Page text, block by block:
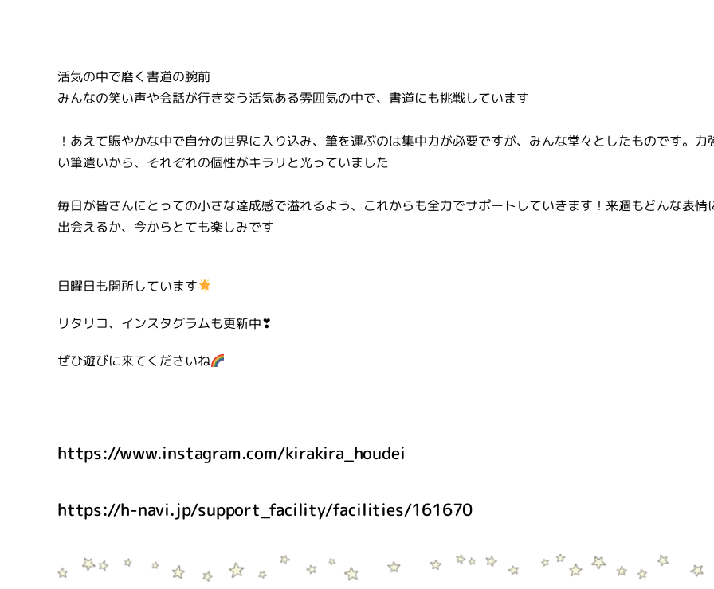
活気の中で磨く書道の腕前
みんなの笑い声や会話が行き交う活気ある雰囲気の中で、書道にも挑戦しています
！あえて賑やかな中で自分の世界に入り込み、筆を運ぶのは集中力が必要ですが、みんな堂々としたものです。力
い筆遣いから、それぞれの個性がキラリと光っていました
毎日が皆さんにとっての小さな達成感で溢れるよう、これからも全力でサポートしていきます！来週もどんな表情
出会えるか、今からとても楽しみです
日曜日も開所しています
リタリコ、インスタグラムも更新中❣
ぜひ遊びに来てくださいね
https://www.instagram.com/kirakira_houdei
https://h-navi.jp/support_facility/facilities/161670